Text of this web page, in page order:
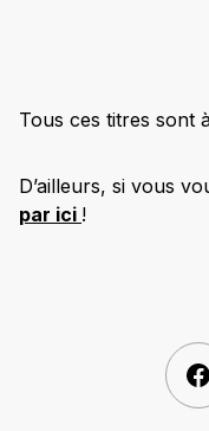
Tous ces titres sont
D’ailleurs, si vous
par ici !